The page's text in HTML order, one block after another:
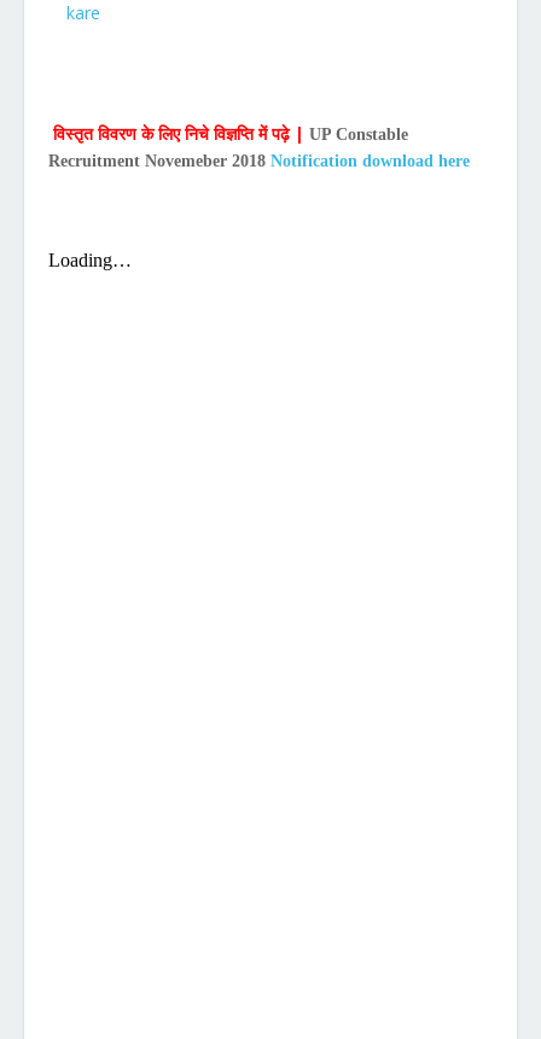
kare
विस्तृत विवरण के लिए निचे विज्ञप्ति में पढ़े | UP Constable
Recruitment Novemeber 2018 Notification download here